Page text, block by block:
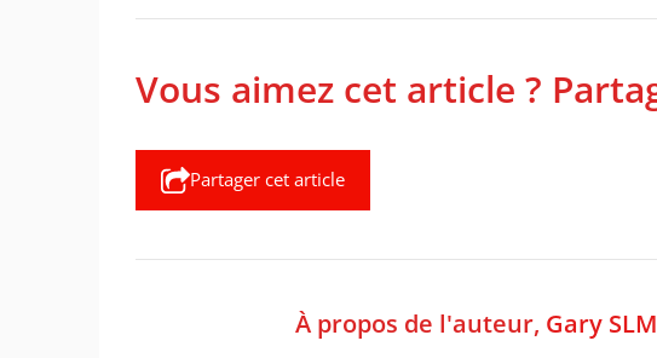
Vous aimez cet article ?
Partager cet article
À propos de l'auteur, Gary SLM